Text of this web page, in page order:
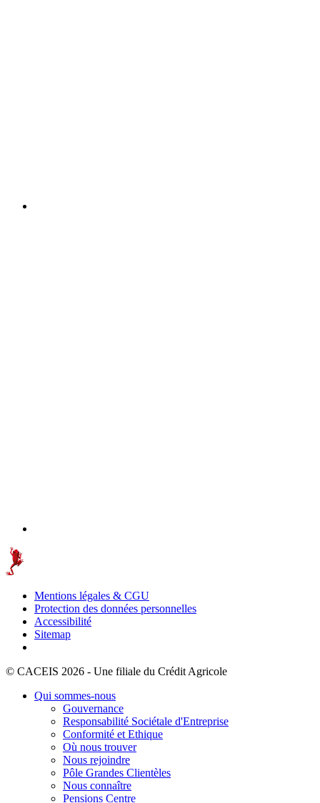
Mentions légales & CGU
Protection des données personnelles
Accessibilité
Sitemap
© CACEIS 2026 - Une filiale du Crédit Agricole
Qui sommes-nous
Gouvernance
Responsabilité Sociétale d'Entreprise
Conformité et Ethique
Où nous trouver
Nous rejoindre
Pôle Grandes Clientèles
Nous connaître
Pensions Centre